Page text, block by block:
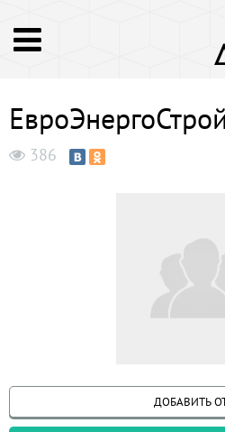
ЕвроЭнергоСтрой
386
ДОБАВИТЬ